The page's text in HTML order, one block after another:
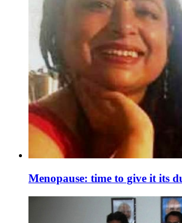
Menopause: time to give it its